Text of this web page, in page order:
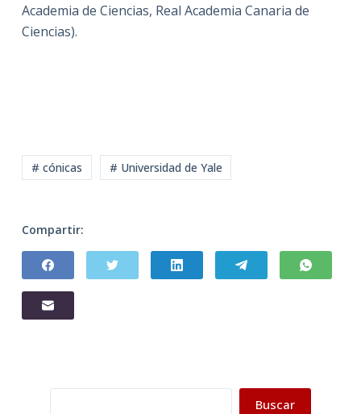
Academia de Ciencias, Real Academia Canaria de
Ciencias).
# cónicas # Universidad de Yale
Compartir:
Buscar